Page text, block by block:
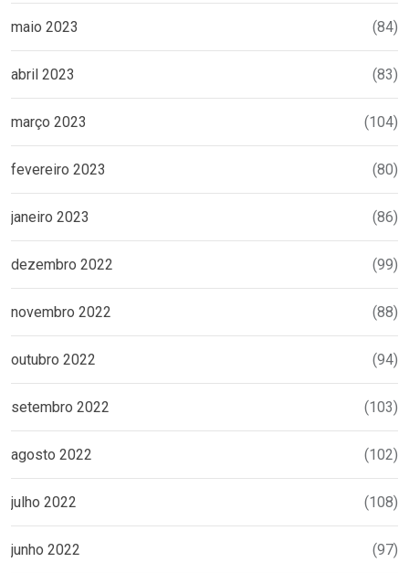
maio 2023 (84)
abril 2023 (83)
março 2023 (104)
fevereiro 2023 (80)
janeiro 2023 (86)
dezembro 2022 (99)
novembro 2022 (88)
outubro 2022 (94)
setembro 2022 (103)
agosto 2022 (102)
julho 2022 (108)
junho 2022 (97)